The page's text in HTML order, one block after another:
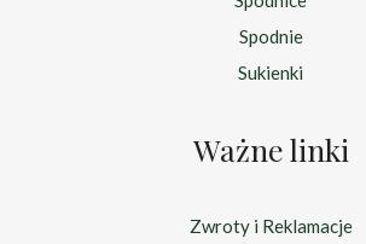
Spodnie
Sukienki
Ważne linki
Zwroty i Reklamacje